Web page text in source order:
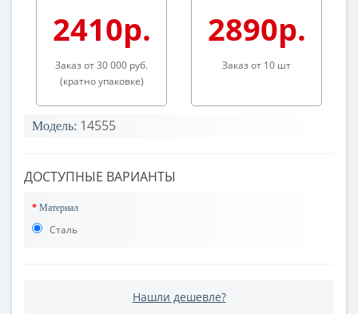
2410р.
Заказ от 30 000 руб.
(кратно упаковке)
2890р.
Заказ от 10 шт
Модель: 14555
ДОСТУПНЫЕ ВАРИАНТЫ
Материал
Сталь
Нашли дешевле?